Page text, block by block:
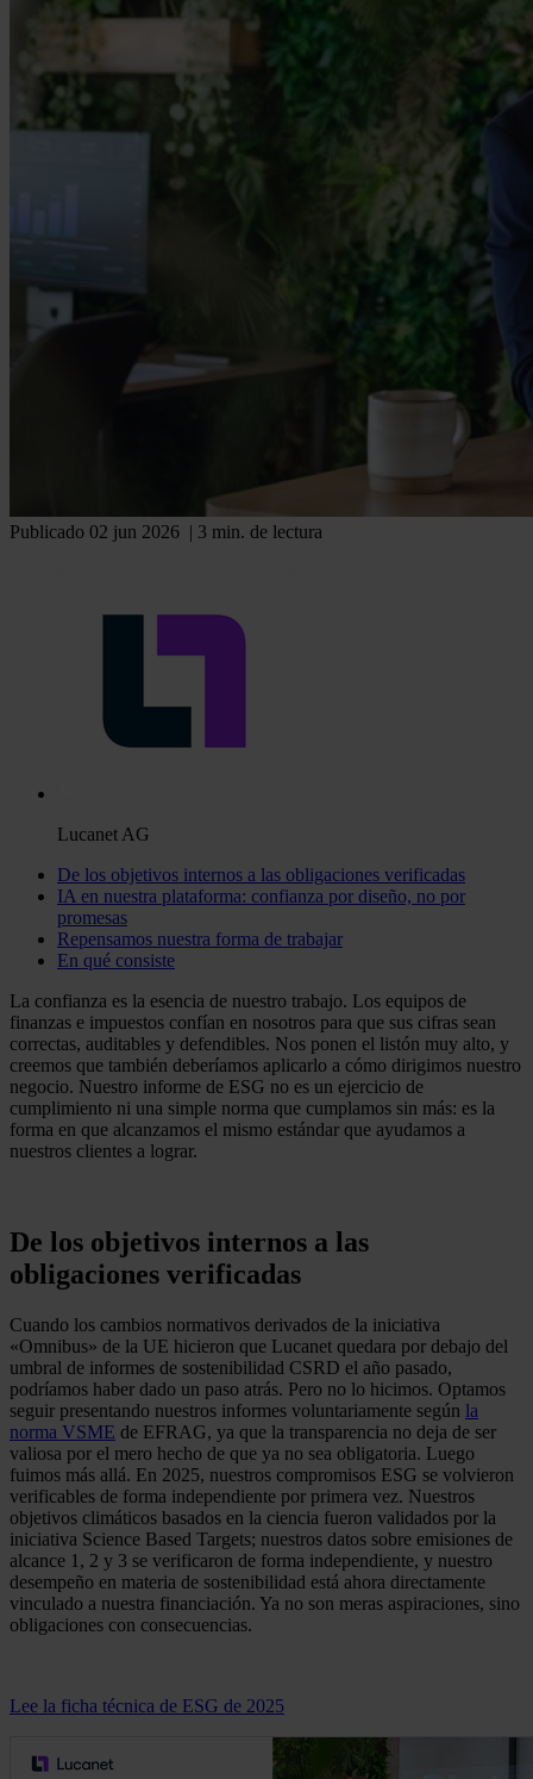
Publicado 02 jun 2026 | 3 min. de lectura
Lucanet AG
De los objetivos internos a las obligaciones verificadas
IA en nuestra plataforma: confianza por diseño, no por
promesas
Repensamos nuestra forma de trabajar
En qué consiste
La confianza es la esencia de nuestro trabajo. Los equipos de
finanzas e impuestos confían en nosotros para que sus cifras sean
correctas, auditables y defendibles. Nos ponen el listón muy alto, y
creemos que también deberíamos aplicarlo a cómo dirigimos nuestro
negocio. Nuestro informe de ESG no es un ejercicio de
cumplimiento ni una simple norma que cumplamos sin más: es la
forma en que alcanzamos el mismo estándar que ayudamos a
nuestros clientes a lograr.
De los objetivos internos a las
obligaciones verificadas
Cuando los cambios normativos derivados de la iniciativa
«Omnibus» de la UE hicieron que Lucanet quedara por debajo del
umbral de informes de sostenibilidad CSRD el año pasado,
podríamos haber dado un paso atrás. Pero no lo hicimos. Optamos
seguir presentando nuestros informes voluntariamente según la
norma VSME de EFRAG, ya que la transparencia no deja de ser
valiosa por el mero hecho de que ya no sea obligatoria. Luego
fuimos más allá. En 2025, nuestros compromisos ESG se volvieron
verificables de forma independiente por primera vez. Nuestros
objetivos climáticos basados en la ciencia fueron validados por la
iniciativa Science Based Targets; nuestros datos sobre emisiones de
alcance 1, 2 y 3 se verificaron de forma independiente, y nuestro
desempeño en materia de sostenibilidad está ahora directamente
vinculado a nuestra financiación. Ya no son meras aspiraciones, sino
obligaciones con consecuencias.
Lee la ficha técnica de ESG de 2025